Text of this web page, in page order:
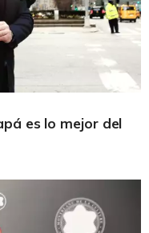
es lo mejor del